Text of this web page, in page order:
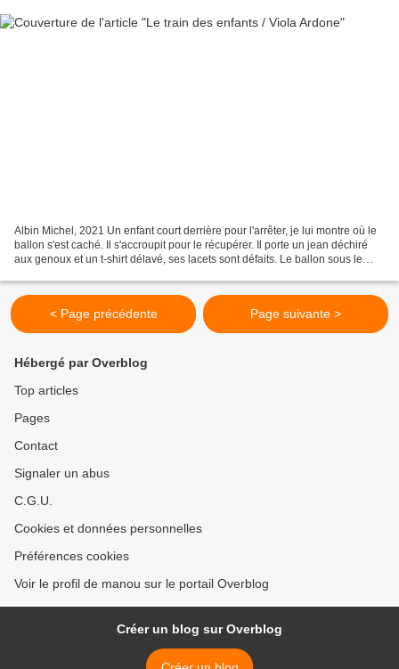
Albin Michel, 2021 Un enfant court derrière pour l'arrêter, je lui montre où le
ballon s'est caché. Il s'accroupit pour le récupérer. Il porte un jean déchiré
aux genoux et un t-shirt délavé, ses lacets sont défaits. Le ballon sous le
< Page précédente Page suivante >
Hébergé par Overblog
Top articles
Pages
Contact
Signaler un abus
C.G.U.
Cookies et données personnelles
Préférences cookies
Voir le profil de manou sur le portail Overblog
Créer un blog sur Overblog